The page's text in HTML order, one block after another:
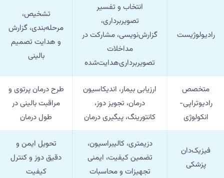
رادیولوژیست
انتخاب و تفسیر
تصویربرداری،
گزارش‌نویسی، مشارکت در
مداخلات
تصویربرداری‌هدایت‌شده
تشخیص،
مرحله‌بندی، گزارش
و هدایت تصمیم
بالینی
متخصص
رادیوتراپی-
انکولوژی
ارزیابی بیمار، اندیکاسیون
درمان، تجویز دوز،
کانتورینگ، پیگیری درمان
طرح درمان پرتوی و
مراقبت بالینی در
طول درمان
فیزیک‌دان
پزشکی
دزیمتری، کالیبراسیون،
تضمین کیفیت، ایمنی
تجهیزات و محاسبات
تحویل ایمن و
دقیق دوز و کنترل
کیفیت